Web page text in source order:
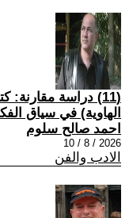
(11) دراسة مقارنة:
الهاوية) في سياق
احمد صالح سلوم
2026 / 8 / 10
الادب والفن